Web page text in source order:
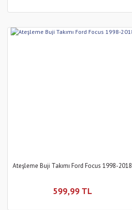
Ateşleme Buji Takımı Ford Focus 1998-2018
599,99 TL